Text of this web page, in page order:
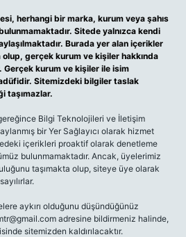
herhangi bir marka, kurum veya şahıs
Sitede yalnızca kendi
Burada yer alan içerikler
gerçek kurum ve kişiler hakkında
Gerçek kurum ve kişiler ile isim
Sitemizdeki bilgiler taslak
taşımazlar.
Bilgi Teknolojileri ve İletişim
bir Yer Sağlayıcı olarak hizmet
içerikleri proaktif olarak denetleme
bulunmamaktadır. Ancak, üyelerimiz
taşımakta olup, siteye üye olarak
aykırı olduğunu düşündüğünüz
adresine bildirmeniz halinde,
sitemizden kaldırılacaktır.